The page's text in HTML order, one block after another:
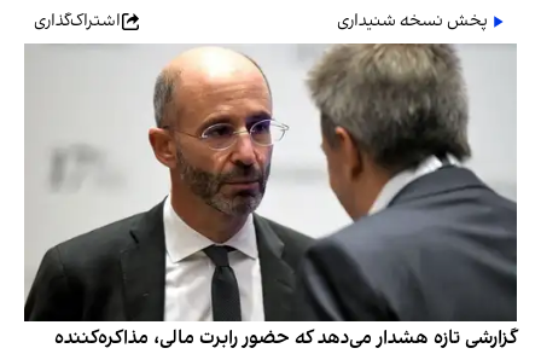
پخش نسخه شنیداری اشتراک‌گذاری
گزارشی تازه هشدار می‌دهد که حضور رابرت مالی، مذاکره‌کننده